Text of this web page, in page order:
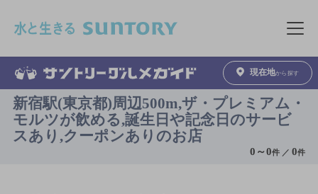
メニュ
現在地から探す
新宿駅(東京都)周辺500m,ザ・プレミアム・
モルツが飲める,誕生日や記念日のサービ
スあり,クーポンありのお店
0 ～0件 ／0件